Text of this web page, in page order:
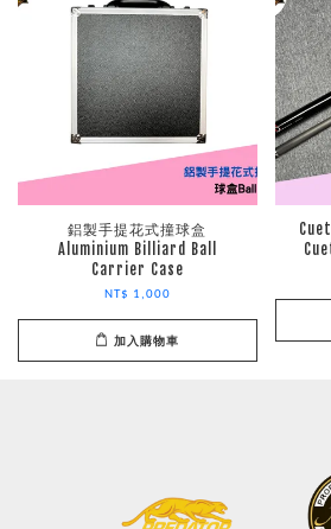
鋁製手提花式撞球盒
Aluminium Billiard Ball
Carrier Case
NT$ 1,000
加入購物車